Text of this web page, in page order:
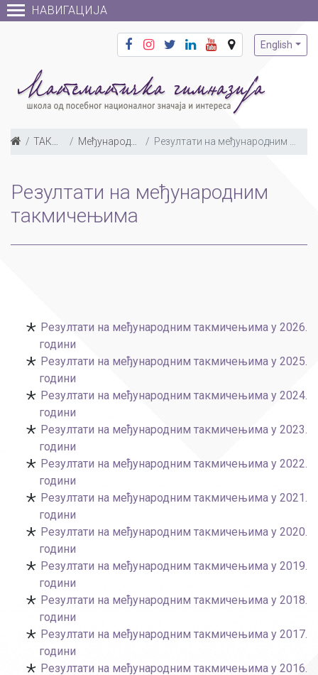
НАВИГАЦИЈА
English
ТАКМИЧЕЊА Међународна такмичења Резултати на међународним такмичењима по годинама
Резултати на међународним
такмичењима
Резултати на међународним такмичењима у 2026.
години
Резултати на међународним такмичењима у 2025.
години
Резултати на међународним такмичењима у 2024.
години
Резултати на међународним такмичењима у 2023.
години
Резултати на међународним такмичењима у 2022.
години
Резултати на међународним такмичењима у 2021.
години
Резултати на међународним такмичењима у 2020.
години
Резултати на међународним такмичењима у 2019.
години
Резултати на међународним такмичењима у 2018.
години
Резултати на међународним такмичењима у 2017.
години
Резултати на међународним такмичењима у 2016.